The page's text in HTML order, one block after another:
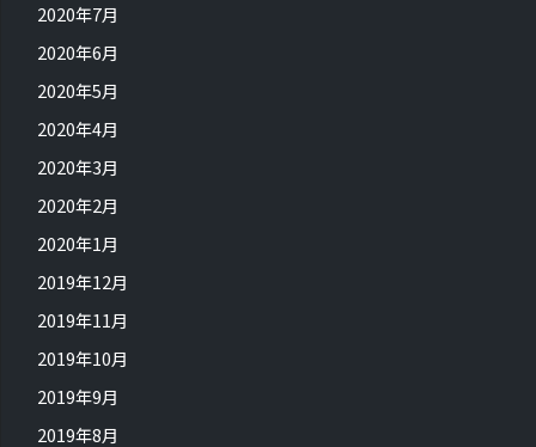
2020年7月
2020年6月
2020年5月
2020年4月
2020年3月
2020年2月
2020年1月
2019年12月
2019年11月
2019年10月
2019年9月
2019年8月